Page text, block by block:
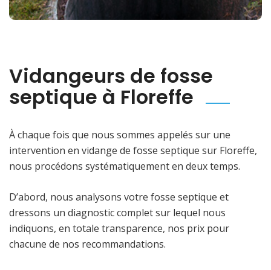
Vidangeurs de fosse
septique à Floreffe
À chaque fois que nous sommes appelés sur une
intervention en vidange de fosse septique sur Floreffe,
nous procédons systématiquement en deux temps.
D’abord, nous analysons votre fosse septique et
dressons un diagnostic complet sur lequel nous
indiquons, en totale transparence, nos prix pour
chacune de nos recommandations.